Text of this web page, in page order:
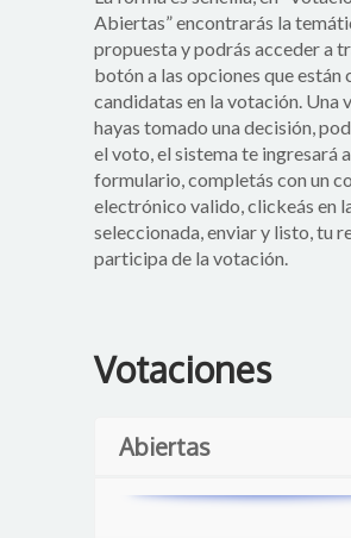
Abiertas” encontrarás la
propuesta y podrás acceder a
botón a las opciones que están
candidatas en la votación. Una
hayas tomado una decisión,
el voto, el sistema te ingresará
formulario, completás con un
electrónico valido, clickeás en
seleccionada, enviar y listo, tu
participa de la votación.
Votaciones
Abiertas